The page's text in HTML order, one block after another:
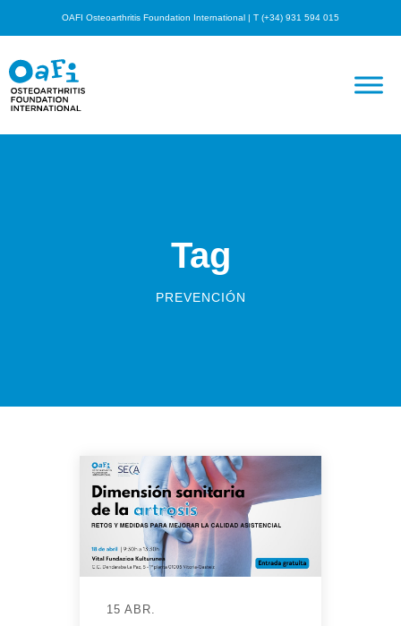
OAFI Osteoarthritis Foundation International | T (+34) 931 594 015
Tag
PREVENCIÓN
15 ABR.